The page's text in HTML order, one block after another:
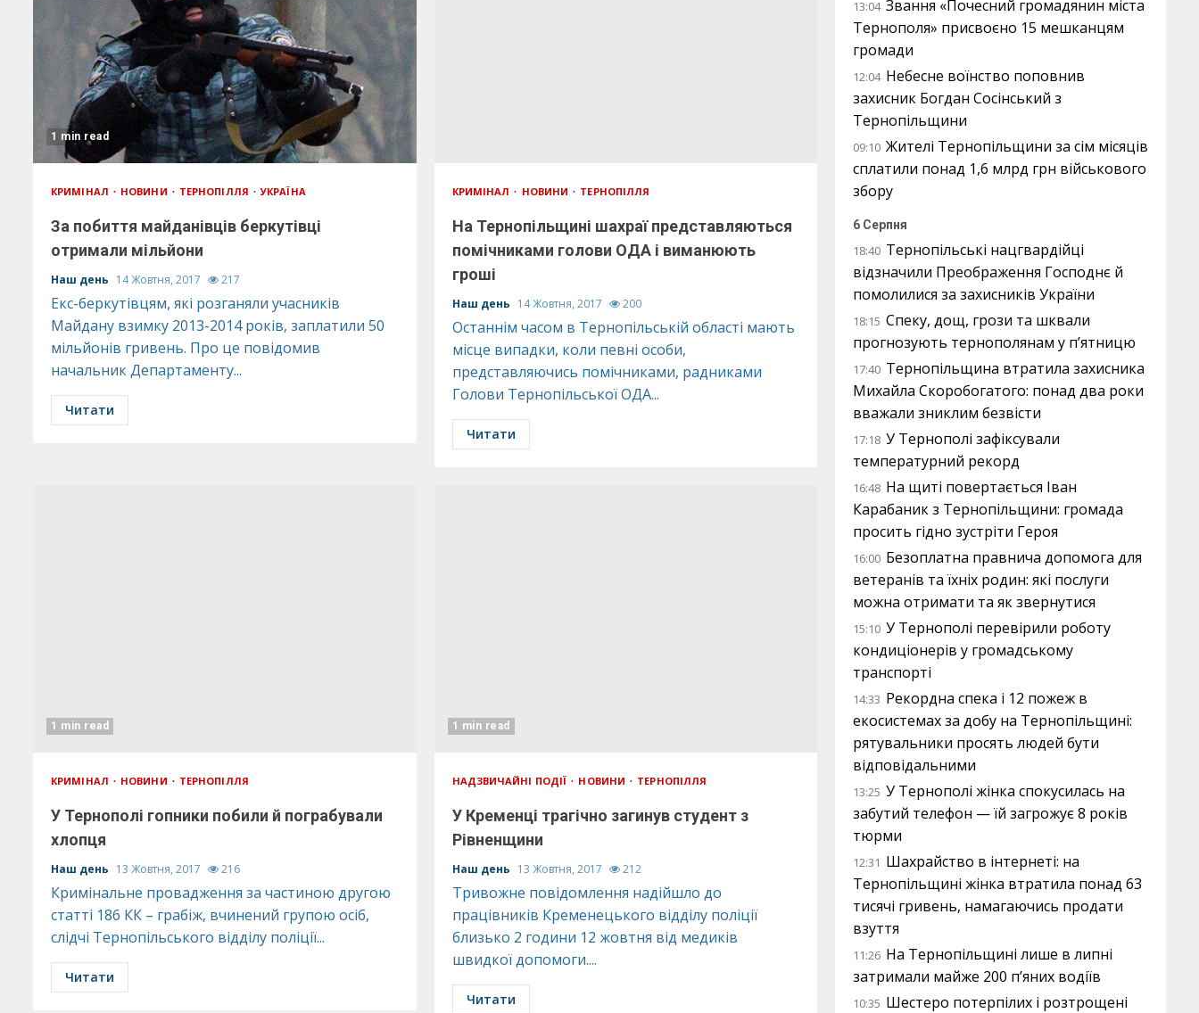
1 min read
КРИМІНАЛ НОВИНИ ТЕРНОПІЛЛЯ УКРАЇНА
За побиття майданівців беркутівці
отримали мільйони
Наш день 14 Жовтня, 2017 217
Екс-беркутівцям, які розганяли учасників
Майдану взимку 2013-2014 років, заплатили 50
мільйонів гривень. Про це повідомив
начальник Департаменту...
Читати
КРИМІНАЛ НОВИНИ ТЕРНОПІЛЛЯ
На Тернопільщині шахраї представляються
помічниками голови ОДА і виманюють
гроші
Наш день 14 Жовтня, 2017 200
Останнім часом в Тернопільській області мають
місце випадки, коли певні особи,
представляючись помічниками, радниками
Голови Тернопільської ОДА...
Читати
1 min read
КРИМІНАЛ НОВИНИ ТЕРНОПІЛЛЯ
У Тернополі гопники побили й пограбували
хлопця
Наш день 13 Жовтня, 2017 216
Кримінальне провадження за частиною другою
статті 186 КК – грабіж, вчинений групою осіб,
слідчі Тернопільського відділу поліції...
Читати
1 min read
НАДЗВИЧАЙНІ ПОДІЇ НОВИНИ ТЕРНОПІЛЛЯ
У Кременці трагічно загинув студент з
Рівненщини
Наш день 13 Жовтня, 2017 212
Тривожне повідомлення надійшло до
працівників Кременецького відділу поліції
близько 2 години 12 жовтня від медиків
швидкої допомоги....
Читати
13:04 Звання «Почесний громадянин міста
Тернополя» присвоєно 15 мешканцям
громади
12:04 Небесне воїнство поповнив
захисник Богдан Сосінський з
Тернопільщини
09:10 Жителі Тернопільщини за сім місяців
сплатили понад 1,6 млрд грн військового
збору
6 Серпня
18:40 Тернопільські нацгвардійці
відзначили Преображення Господнє й
помолилися за захисників України
18:15 Спеку, дощ, грози та шквали
прогнозують тернополянам у п’ятницю
17:40 Тернопільщина втратила захисника
Михайла Скоробогатого: понад два роки
вважали зниклим безвісти
17:18 У Тернополі зафіксували
температурний рекорд
16:48 На щиті повертається Іван
Карабаник з Тернопільщини: громада
просить гідно зустріти Героя
16:00 Безоплатна правнича допомога для
ветеранів та їхніх родин: які послуги
можна отримати та як звернутися
15:10 У Тернополі перевірили роботу
кондиціонерів у громадському
транспорті
14:33 Рекордна спека і 12 пожеж в
екосистемах за добу на Тернопільщині:
рятувальники просять людей бути
відповідальними
13:25 У Тернополі жінка спокусилась на
забутий телефон — їй загрожує 8 років
тюрми
12:31 Шахрайство в інтернеті: на
Тернопільщині жінка втратила понад 63
тисячі гривень, намагаючись продати
взуття
11:26 На Тернопільщині лише в липні
затримали майже 200 п’яних водіїв
10:35 Шестеро потерпілих і розтрощені